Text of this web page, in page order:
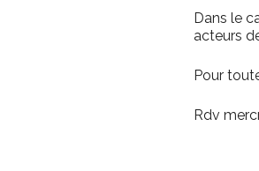
Dans le
acteurs
Pour
Rdv